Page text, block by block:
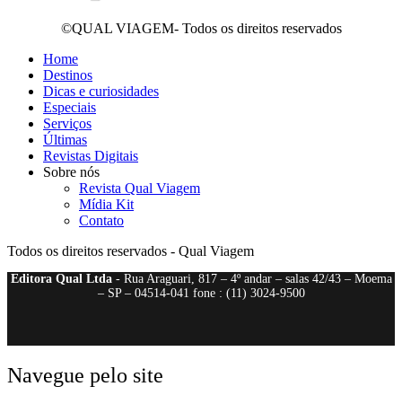
©QUAL VIAGEM- Todos os direitos reservados
Home
Destinos
Dicas e curiosidades
Especiais
Serviços
Últimas
Revistas Digitais
Sobre nós
Revista Qual Viagem
Mídia Kit
Contato
Todos os direitos reservados - Qual Viagem
Editora Qual Ltda- Rua Araguari, 817 – 4º andar – salas 42/43 – Moema
– SP – 04514-041 fone : (11) 3024-9500
Navegue pelo site